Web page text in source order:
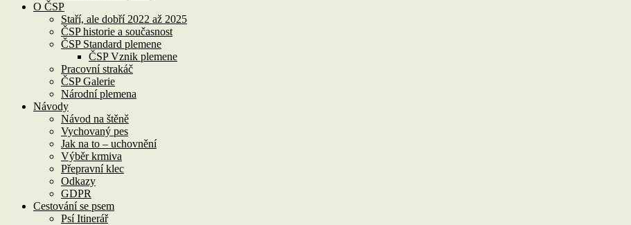
O ČSP
Staří, ale dobří 2022 až 2025
ČSP historie a současnost
ČSP Standard plemene
ČSP Vznik plemene
Pracovní strakáč
ČSP Galerie
Národní plemena
Návody
Návod na štěně
Vychovaný pes
Jak na to – uchovnění
Výběr krmiva
Přepravní klec
Odkazy
GDPR
Cestování se psem
Psí Itinerář